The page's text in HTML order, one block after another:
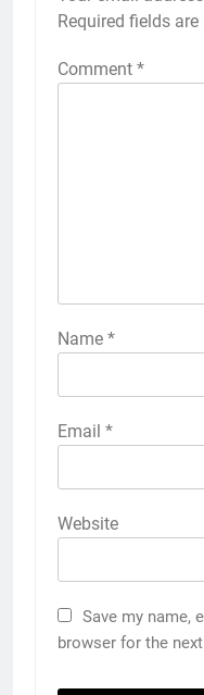
Required fields are
Comment *
Name *
Email *
Website
Save my name,
browser for the